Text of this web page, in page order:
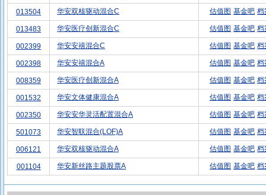
013504 华安双核驱动混合C 估值图 基金吧 档
013483 华安医疗创新混合C 估值图 基金吧 档
002399 华安安禧混合C 估值图 基金吧 档
002398 华安安禧混合A 估值图 基金吧 档
008359 华安医疗创新混合A 估值图 基金吧 档
001532 华安文体健康混合A 估值图 基金吧 档
002350 华安安华灵活配置混合A 估值图 基金吧 档
501073 华安智联混合(LOF)A 估值图 基金吧 档
006121 华安双核驱动混合A 估值图 基金吧 档
001104 华安新丝路主题股票A 估值图 基金吧 档